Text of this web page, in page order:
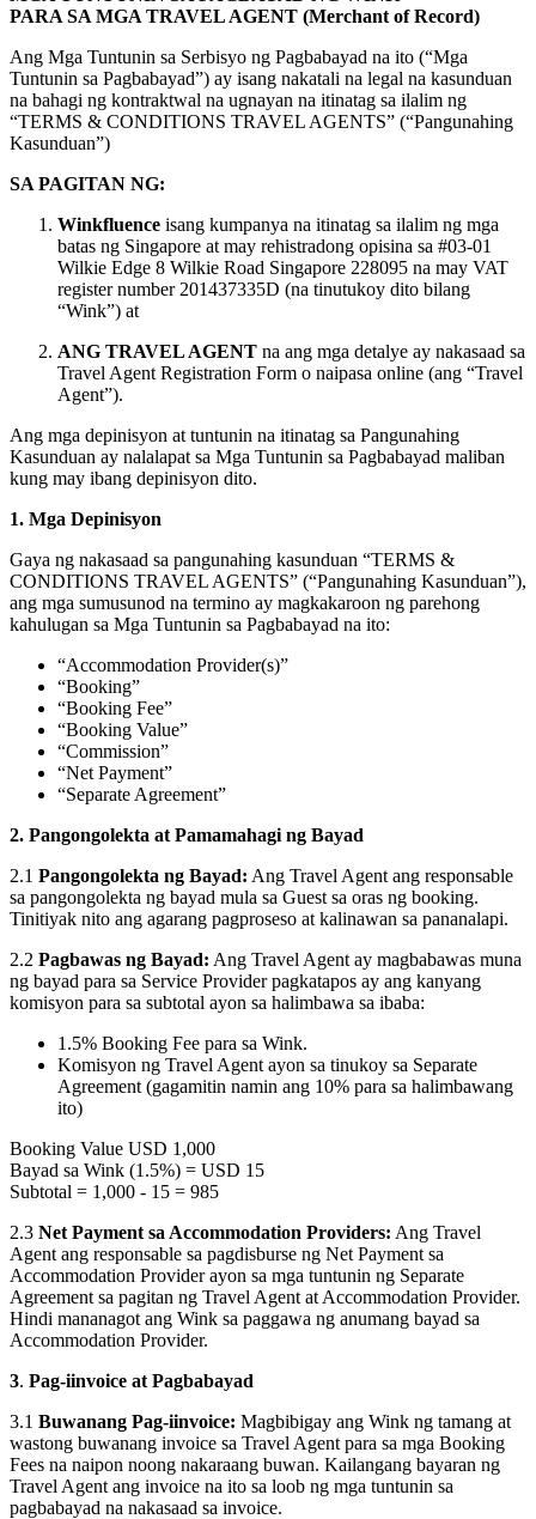
PARA SA MGA TRAVEL AGENT (Merchant of Record)
Ang Mga Tuntunin sa Serbisyo ng Pagbabayad na ito (“Mga
Tuntunin sa Pagbabayad”) ay isang nakatali na legal na kasunduan
na bahagi ng kontraktwal na ugnayan na itinatag sa ilalim ng
“TERMS & CONDITIONS TRAVEL AGENTS” (“Pangunahing
Kasunduan”)
SA PAGITAN NG:
Winkfluence isang kumpanya na itinatag sa ilalim ng mga
batas ng Singapore at may rehistradong opisina sa #03-01
Wilkie Edge 8 Wilkie Road Singapore 228095 na may VAT
register number 201437335D (na tinutukoy dito bilang
“Wink”) at
ANG TRAVEL AGENT na ang mga detalye ay nakasaad sa
Travel Agent Registration Form o naipasa online (ang “Travel
Agent”).
Ang mga depinisyon at tuntunin na itinatag sa Pangunahing
Kasunduan ay nalalapat sa Mga Tuntunin sa Pagbabayad maliban
kung may ibang depinisyon dito.
1. Mga Depinisyon
Gaya ng nakasaad sa pangunahing kasunduan “TERMS &
CONDITIONS TRAVEL AGENTS” (“Pangunahing Kasunduan”),
ang mga sumusunod na termino ay magkakaroon ng parehong
kahulugan sa Mga Tuntunin sa Pagbabayad na ito:
“Accommodation Provider(s)”
“Booking”
“Booking Fee”
“Booking Value”
“Commission”
“Net Payment”
“Separate Agreement”
2. Pangongolekta at Pamamahagi ng Bayad
2.1 Pangongolekta ng Bayad: Ang Travel Agent ang responsable
sa pangongolekta ng bayad mula sa Guest sa oras ng booking.
Tinitiyak nito ang agarang pagproseso at kalinawan sa pananalapi.
2.2 Pagbawas ng Bayad: Ang Travel Agent ay magbabawas muna
ng bayad para sa Service Provider pagkatapos ay ang kanyang
komisyon para sa subtotal ayon sa halimbawa sa ibaba:
1.5% Booking Fee para sa Wink.
Komisyon ng Travel Agent ayon sa tinukoy sa Separate
Agreement (gagamitin namin ang 10% para sa halimbawang
ito)
Booking Value USD 1,000
Bayad sa Wink (1.5%) = USD 15
Subtotal = 1,000 - 15 = 985
2.3 Net Payment sa Accommodation Providers: Ang Travel
Agent ang responsable sa pagdisburse ng Net Payment sa
Accommodation Provider ayon sa mga tuntunin ng Separate
Agreement sa pagitan ng Travel Agent at Accommodation Provider.
Hindi mananagot ang Wink sa paggawa ng anumang bayad sa
Accommodation Provider.
3. Pag-iinvoice at Pagbabayad
3.1 Buwanang Pag-iinvoice: Magbibigay ang Wink ng tamang at
wastong buwanang invoice sa Travel Agent para sa mga Booking
Fees na naipon noong nakaraang buwan. Kailangang bayaran ng
Travel Agent ang invoice na ito sa loob ng mga tuntunin sa
pagbabayad na nakasaad sa invoice.